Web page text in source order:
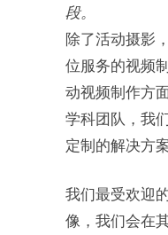
段。
除了活动摄影
位服务的视频
动视频制作方
学科团队，我
定制的解决方案
我们最受欢迎
像，我们会在